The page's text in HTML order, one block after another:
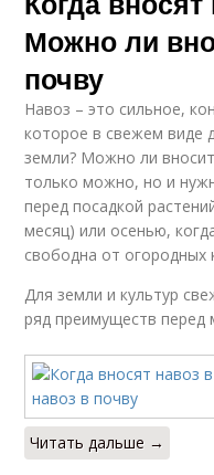
Можно ли
почву
Навоз – это сильное,
которое в свежем виде
земли? Можно ли
только можно, но и
перед посадкой
месяц) или осенью,
свободна от огородных
Для земли и культур
ряд преимуществ перед
Читать дальше →